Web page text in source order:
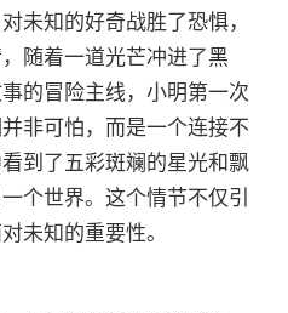
未知的好奇战胜了恐惧，
随着一道光芒冲进了黑
的冒险主线，小明第一次
非可怕，而是一个连接不
到了五彩斑斓的星光和飘
个世界。这个情节不仅引
未知的重要性。